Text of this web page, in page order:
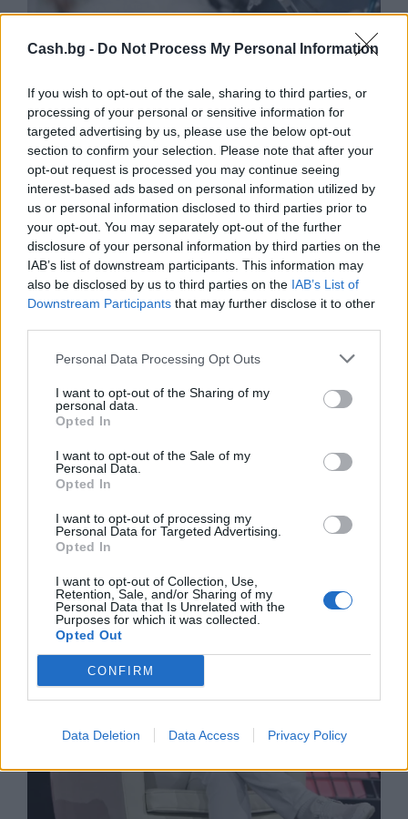
Cash.bg - Do Not Process My Personal Information
If you wish to opt-out of the sale, sharing to third parties, or
processing of your personal or sensitive information for
targeted advertising by us, please use the below opt-out
section to confirm your selection. Please note that after your
opt-out request is processed you may continue seeing
interest-based ads based on personal information utilized by
us or personal information disclosed to third parties prior to
your opt-out. You may separately opt-out of the further
disclosure of your personal information by third parties on the
IAB’s list of downstream participants. This information may
also be disclosed by us to third parties on the IAB’s List of
Downstream Participants that may further disclose it to other
Personal Data Processing Opt Outs
I want to opt-out of the Sharing of my
personal data.
Opted In
I want to opt-out of the Sale of my
Personal Data.
Opted In
I want to opt-out of processing my
Personal Data for Targeted Advertising.
Opted In
I want to opt-out of Collection, Use,
Retention, Sale, and/or Sharing of my
Personal Data that Is Unrelated with the
Purposes for which it was collected.
Opted Out
CONFIRM
Data Deletion Data Access Privacy Policy
Ню Йорк стана 14-ият щат на САЩ, в
който е разрешена евтаназията
06.08.2026 / 16:00
Спадането на Дунав принуди Румъния
да възобнови работата на въглищна
електроцентрала
06.08.2026 / 15:30